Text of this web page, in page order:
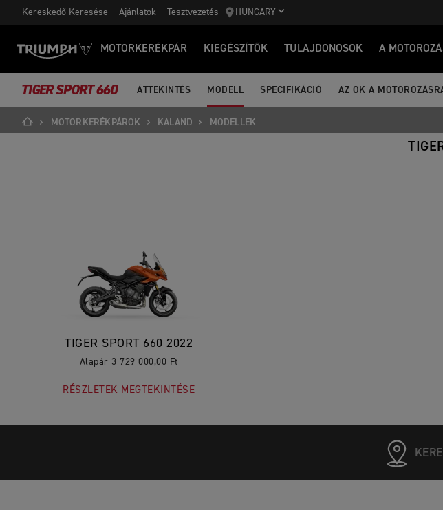
Kereskedő Keresése Ajánlatok Tesztvezetés HUNGARY
MOTORKERÉKPÁR KIEGÉSZÍTŐK TULAJDONOSOK A
TIGER SPORT 660 ÁTTEKINTÉS MODELL SPECIFIKÁCIÓ AZ OK A
MOTORKERÉKPÁROK KALAND MODELLEK
TIGER SPORT 660 2022
Alapár 3 729 000,00 Ft
RÉSZLETEK MEGTEKINTÉSE